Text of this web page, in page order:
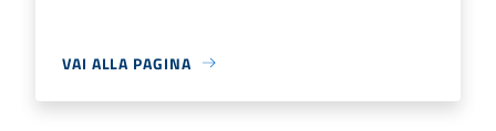
VAI ALLA PAGINA